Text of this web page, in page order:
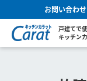
お問い合わせ
戸建てで
キッチン